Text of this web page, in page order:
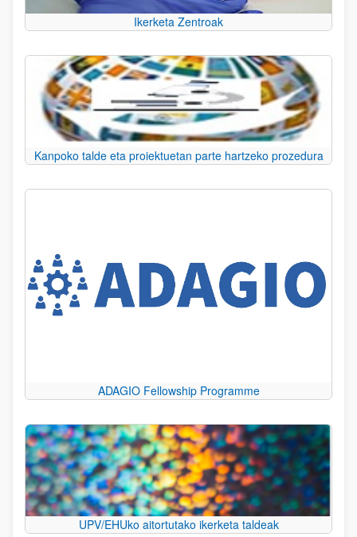
Ikerketa Zentroak
Kanpoko talde eta proiektuetan parte hartzeko prozedura
ADAGIO Fellowship Programme
UPV/EHUko aitortutako ikerketa taldeak